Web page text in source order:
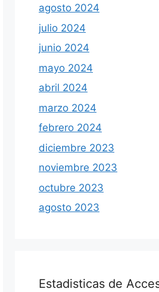
agosto 2024
julio 2024
junio 2024
mayo 2024
abril 2024
marzo 2024
febrero 2024
diciembre 2023
noviembre 2023
octubre 2023
agosto 2023
Estadisticas de